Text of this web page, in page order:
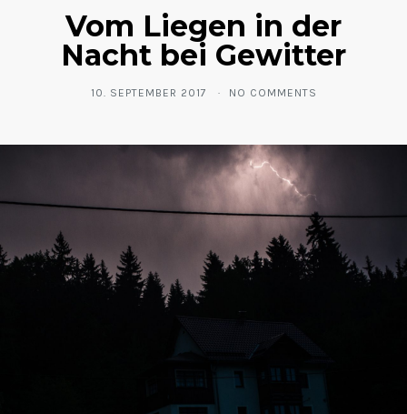
Vom Liegen in der
Nacht bei Gewitter
10. SEPTEMBER 2017 NO COMMENTS